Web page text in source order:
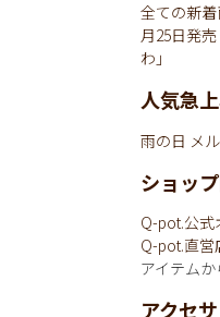
全ての新
月25日発売
わ」
人気急
雨の日 メ
ショッ
Q-pot.公式
Q-pot.直営
アイテム
アクセ